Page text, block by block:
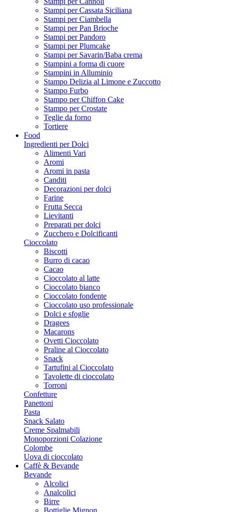
Stampi per Cassata Siciliana
Stampi per Ciambella
Stampi per Pan Brioche
Stampi per Pandoro
Stampi per Plumcake
Stampi per Savarin/Baba crema
Stampini a forma di cuore
Stampini in Alluminio
Stampo Delizia al Limone e Zuccotto
Stampo Furbo
Stampo per Chiffon Cake
Stampo per Crostate
Teglie da forno
Tortiere
Food
Ingredienti per Dolci
Alimenti Vari
Aromi
Aromi in pasta
Canditi
Decorazioni per dolci
Farine
Frutta Secca
Lievitanti
Preparati per dolci
Zucchero e Dolcificanti
Cioccolato
Biscotti
Burro di cacao
Cacao
Cioccolato al latte
Cioccolato bianco
Cioccolato fondente
Cioccolato uso professionale
Dolci e sfoglie
Dragees
Macarons
Ovetti Cioccolato
Praline al Cioccolato
Snack
Tartufini al Cioccolato
Tavolette di cioccolato
Torroni
Confetture
Panettoni
Pasta
Snack Salato
Creme Spalmabili
Monoporzioni Colazione
Colombe
Uova di cioccolato
Caffè & Bevande
Bevande
Alcolici
Analcolici
Birre
Bottiglie Mignon